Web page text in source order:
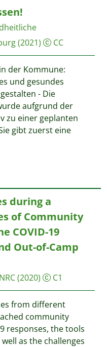
(2021) CC
der Kommune:
und gesundes
- Die
aufgrund der
zu einer geplanten
gibt zuerst eine
during a
of Community
COVID-19
Out-of-Camp
(2020) C1
from different
community
responses, the tools
as the challenges